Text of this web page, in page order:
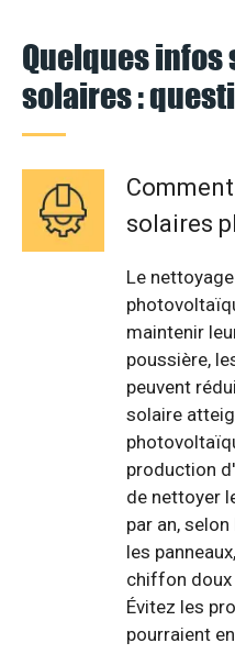
Quelques
solaires :
solaires
Le
maintenir
poussière,
peuvent
solaire
production
de nettoyer
par an,
les
chiffon doux
Évitez les
pourraient